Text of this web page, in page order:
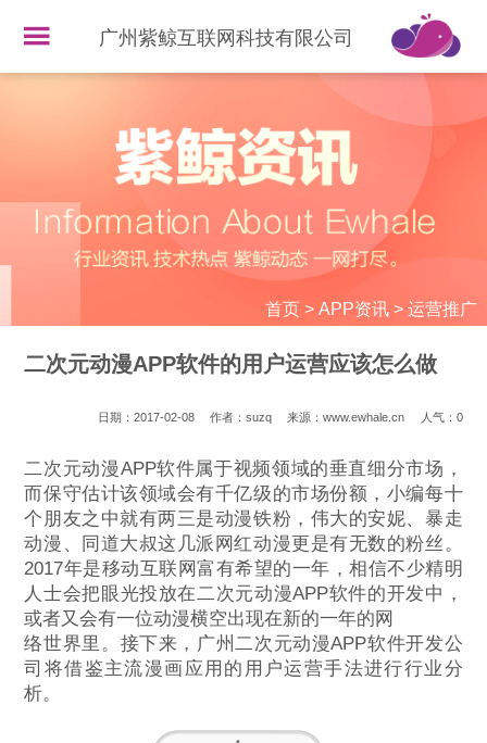
广州紫鲸互联网科技有限公司
首页> APP资讯> 运营推广
二次元动漫APP软件的用户运营应该怎么做
日期：2017-02-08 作者：suzq 来源：www.ewhale.cn 人气： 0
二次元动漫APP软件属于视频领域的垂直细分市场，
而保守估计该领域会有千亿级的市场份额，小编每十
个朋友之中就有两三是动漫铁粉，伟大的安妮、暴走
动漫、同道大叔这几派网红动漫更是有无数的粉丝。
2017年是移动互联网富有希望的一年，相信不少精明
人士会把眼光投放在二次元动漫APP软件的开发中，
或者又会有一位动漫横空出现在新的一年的网
络世界里。接下来，广州二次元动漫APP软件开发公
司将借鉴主流漫画应用的用户运营手法进行行业分
析。